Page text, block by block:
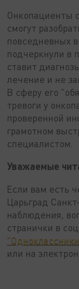
Онкопациенты
смогут
повседневных
подчеркнули в
ставит
лечение и не
В сферу его
тревоги у
проверенной
грамотном
специалистом.
Уважаемые
Если вам есть
Царьград
наблюдения,
странички в
или на